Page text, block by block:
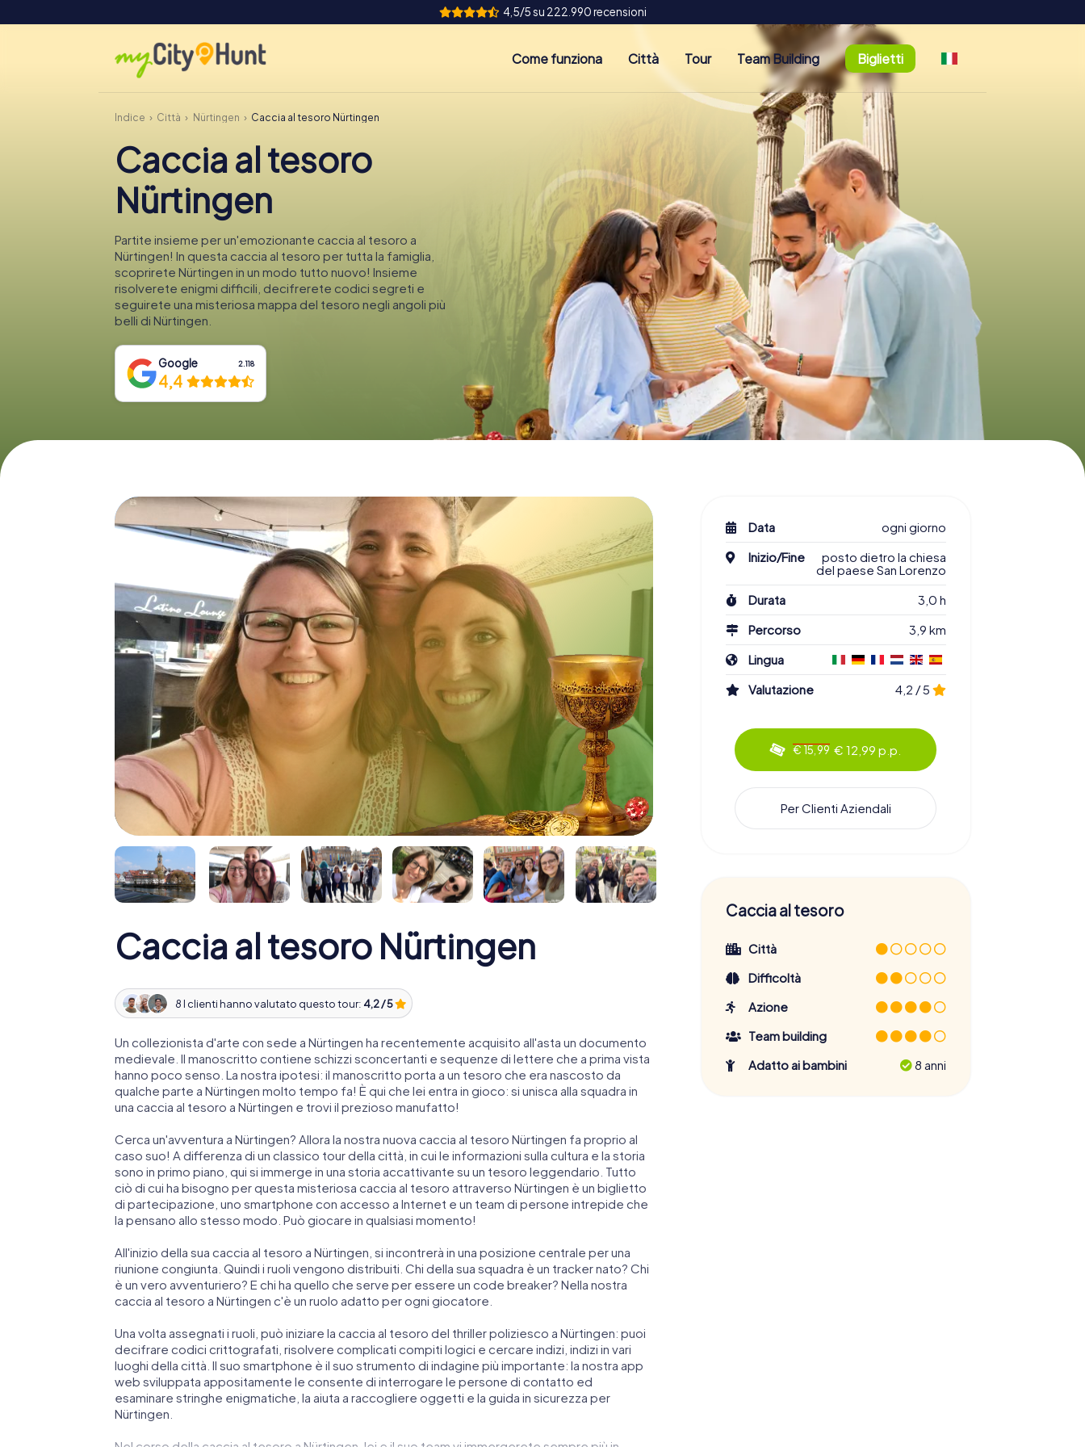
4,5/5 su 222.990 recensioni
Come funziona Città Tour Team Building Biglietti
Indice Città Nürtingen Caccia al tesoro Nürtingen
Caccia al tesoro
Nürtingen
Partite insieme per un'emozionante caccia al tesoro a
Nürtingen! In questa caccia al tesoro per tutta la famiglia,
scoprirete Nürtingen in un modo tutto nuovo! Insieme
risolverete enigmi difficili, decifrerete codici segreti e
seguirete una misteriosa mappa del tesoro negli angoli più
belli di Nürtingen.
Google 2.118
4,4
Caccia al tesoro Nürtingen
8 I clienti hanno valutato questo tour: 4,2 / 5
Un collezionista d'arte con sede a Nürtingen ha recentemente acquisito all'asta un documento
medievale. Il manoscritto contiene schizzi sconcertanti e sequenze di lettere che a prima vista
hanno poco senso. La nostra ipotesi: il manoscritto porta a un tesoro che era nascosto da
qualche parte a Nürtingen molto tempo fa! È qui che lei entra in gioco: si unisca alla squadra in
una caccia al tesoro a Nürtingen e trovi il prezioso manufatto!
Cerca un'avventura a Nürtingen? Allora la nostra nuova caccia al tesoro Nürtingen fa proprio al
caso suo! A differenza di un classico tour della città, in cui le informazioni sulla cultura e la storia
sono in primo piano, qui si immerge in una storia accattivante su un tesoro leggendario. Tutto
ciò di cui ha bisogno per questa misteriosa caccia al tesoro attraverso Nürtingen è un biglietto
di partecipazione, uno smartphone con accesso a Internet e un team di persone intrepide che
la pensano allo stesso modo. Può giocare in qualsiasi momento!
All'inizio della sua caccia al tesoro a Nürtingen, si incontrerà in una posizione centrale per una
riunione congiunta. Quindi i ruoli vengono distribuiti. Chi della sua squadra è un tracker nato? Chi
è un vero avventuriero? E chi ha quello che serve per essere un code breaker? Nella nostra
caccia al tesoro a Nürtingen c'è un ruolo adatto per ogni giocatore.
Una volta assegnati i ruoli, può iniziare la caccia al tesoro del thriller poliziesco a Nürtingen: puoi
decifrare codici crittografati, risolvere complicati compiti logici e cercare indizi, indizi in vari
luoghi della città. Il suo smartphone è il suo strumento di indagine più importante: la nostra app
web sviluppata appositamente le consente di interrogare le persone di contatto ed
esaminare stringhe enigmatiche, la aiuta a raccogliere oggetti e la guida in sicurezza per
Nürtingen.
Data
ogni giorno
Inizio/Fine
posto dietro la chiesa
del paese San Lorenzo
Durata
3,0 h
Percorso
3,9 km
Lingua
Valutazione
4,2 / 5
€ 15,99 € 12,99 p.p.
Per Clienti Aziendali
Caccia al tesoro
Città
Difficoltà
Azione
Team building
Adatto ai bambini
8 anni